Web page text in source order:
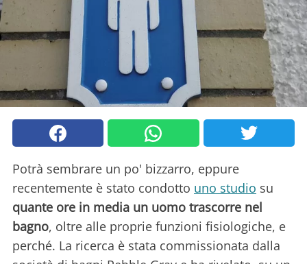
Potrà sembrare un po' bizzarro, eppure
recentemente è stato condotto uno studio su
quante ore in media un uomo trascorre nel
bagno, oltre alle proprie funzioni fisiologiche, e
perché. La ricerca è stata commissionata dalla